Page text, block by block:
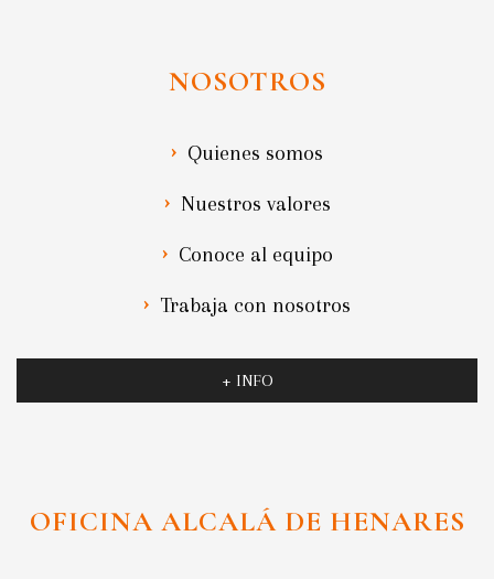
NOSOTROS
Quienes somos
Nuestros valores
Conoce al equipo
Trabaja con nosotros
+ INFO
OFICINA ALCALÁ DE HENARES